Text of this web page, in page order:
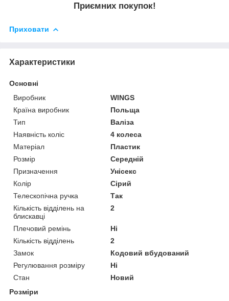
Приємних покупок!
Приховати
Характеристики
Основні
Виробник
WINGS
Країна виробник
Польща
Тип
Валіза
Наявність коліс
4 колеса
Матеріал
Пластик
Розмір
Середній
Призначення
Унісекс
Колір
Сірий
Телескопічна ручка
Так
Кількість відділень на
блискавці
2
Плечовий ремінь
Ні
Кількість відділень
2
Замок
Кодовий вбудований
Регулювання розміру
Ні
Стан
Новий
Розміри